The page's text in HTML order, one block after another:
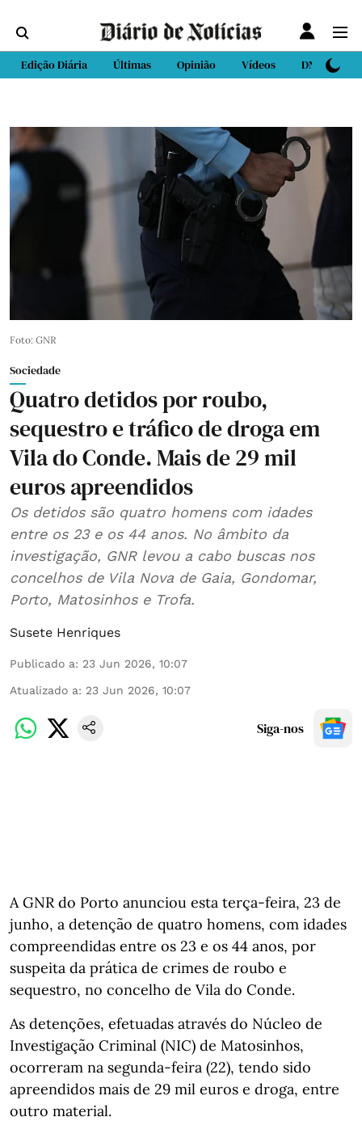
Edição Diária Últimas Opinião Vídeos DN Sport
Foto: GNR
Sociedade
Quatro detidos por roubo,
sequestro e tráfico de droga em
Vila do Conde. Mais de 29 mil
euros apreendidos
Os detidos são quatro homens com idades
entre os 23 e os 44 anos. No âmbito da
investigação, GNR levou a cabo buscas nos
concelhos de Vila Nova de Gaia, Gondomar,
Porto, Matosinhos e Trofa.
Susete Henriques
Publicado a: 23 Jun 2026, 10:07
Atualizado a: 23 Jun 2026, 10:07
Siga-nos
A GNR do Porto anunciou esta terça-feira, 23 de
junho, a detenção de quatro homens, com idades
compreendidas entre os 23 e os 44 anos, por
suspeita da prática de crimes de roubo e
sequestro, no concelho de Vila do Conde.
As detenções, efetuadas através do Núcleo de
Investigação Criminal (NIC) de Matosinhos,
ocorreram na segunda-feira (22), tendo sido
apreendidos mais de 29 mil euros e droga, entre
outro material.